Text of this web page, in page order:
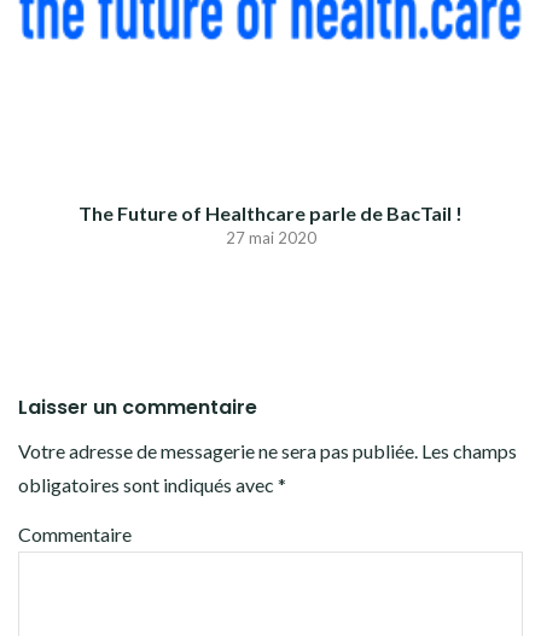
The Future of Healthcare parle de BacTail !
27 mai 2020
Laisser un commentaire
Votre adresse de messagerie ne sera pas publiée. Les champs
obligatoires sont indiqués avec *
Commentaire